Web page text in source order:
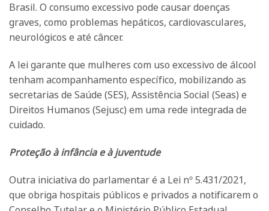
Brasil. O consumo excessivo pode causar doenças
graves, como problemas hepáticos, cardiovasculares,
neurológicos e até câncer.
A lei garante que mulheres com uso excessivo de álcool
tenham acompanhamento específico, mobilizando as
secretarias de Saúde (SES), Assistência Social (Seas) e
Direitos Humanos (Sejusc) em uma rede integrada de
cuidado.
Proteção à infância e à juventude
Outra iniciativa do parlamentar é a Lei nº 5.431/2021,
que obriga hospitais públicos e privados a notificarem o